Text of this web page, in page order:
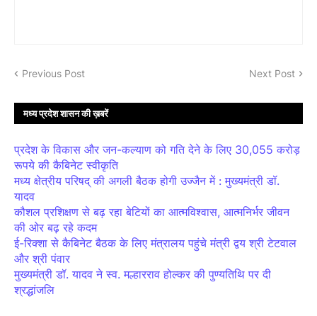
Previous Post Next Post
मध्य प्रदेश शासन की ख़बरें
प्रदेश के विकास और जन-कल्याण को गति देने के लिए 30,055 करोड़
रूपये की कैबिनेट स्वीकृति
मध्य क्षेत्रीय परिषद् की अगली बैठक होगी उज्जैन में : मुख्यमंत्री डॉ.
यादव
कौशल प्रशिक्षण से बढ़ रहा बेटियों का आत्मविश्वास, आत्मनिर्भर जीवन
की ओर बढ़ रहे कदम
ई-रिक्शा से कैबिनेट बैठक के लिए मंत्रालय पहुंचे मंत्री द्वय श्री टेटवाल
और श्री पंवार
मुख्यमंत्री डॉ. यादव ने स्व. मल्हारराव होल्कर की पुण्यतिथि पर दी
श्रद्धांजलि